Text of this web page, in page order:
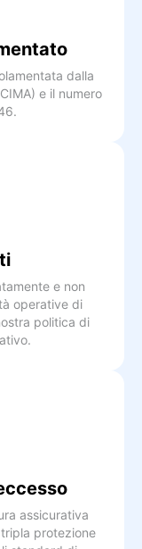
dalla
e il numero
e non
operative di
politica di
assicurativa
protezione